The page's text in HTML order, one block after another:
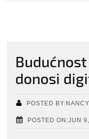
donosi
POSTED
POSTED ON:JUN